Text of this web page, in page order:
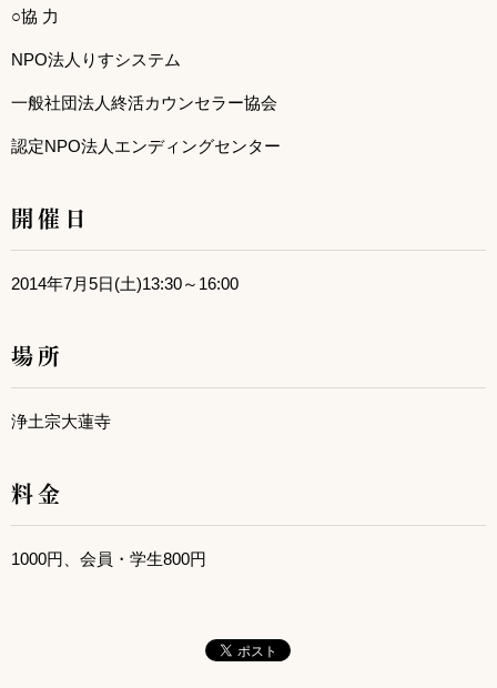
○協 力
NPO法人りすシステム
一般社団法人終活カウンセラー協会
認定NPO法人エンディングセンター
開催日
2014年7月5日(土)13:30～16:00
場所
浄土宗大蓮寺
料金
1000円、会員・学生800円